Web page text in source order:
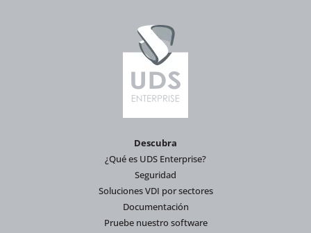
Descubra
¿Qué es UDS Enterprise?
Seguridad
Soluciones VDI por sectores
Documentación
Pruebe nuestro software